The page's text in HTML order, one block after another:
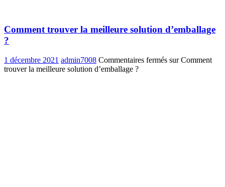
Comment trouver la meilleure solution d’emballage
?
1 décembre 2021 admin7008 Commentaires fermés sur Comment
trouver la meilleure solution d’emballage ?